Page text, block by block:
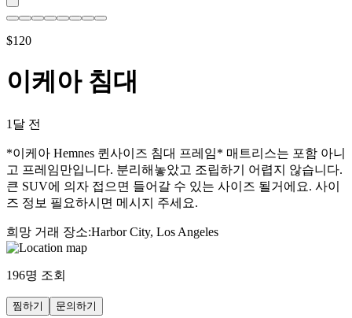
$120
이케아 침대
1달 전
*이케아 Hemnes 퀸사이즈 침대 프레임* 매트리스는 포함 아니
고 프레임만입니다. 분리해놓았고 조립하기 어렵지 않습니다.
큰 SUV에 의자 접으면 들어갈 수 있는 사이즈 될거에요. 사이
즈 정보 필요하시면 메시지 주세요.
희망 거래 장소:Harbor City, Los Angeles
196명 조회
찜하기 문의하기